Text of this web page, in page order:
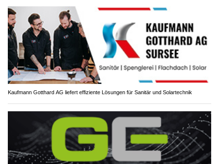
Kaufmann Gotthard AG liefert effiziente Lösungen für Sanitär und Solartechnik